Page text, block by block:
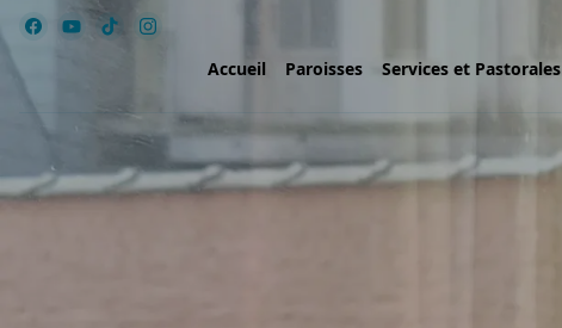
Accueil Paroisses Services et Pastorales